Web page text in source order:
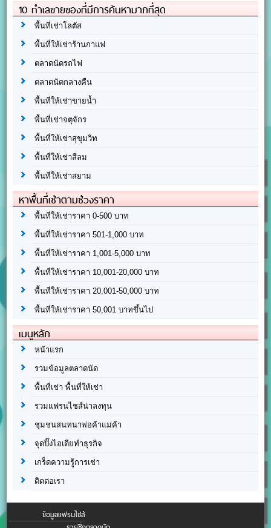
10 ทำเลขายของที่มีการค้นหามากที่สุด
พื้นที่เช่าโลตัส
พื้นที่ให้เช่าร้านกาแฟ
ตลาดนัดรถไฟ
ตลาดนัดกลางคืน
พื้นที่ให้เช่าขายน้ำ
พื้นที่เช่าจตุจักร
พื้นที่ให้เช่าสุขุมวิท
พื้นที่ให้เช่าสีลม
พื้นที่ให้เช่าสยาม
หาพื้นที่เช่าตามช่วงราคา
พื้นที่ให้เช่าราคา 0-500 บาท
พื้นที่ให้เช่าราคา 501-1,000 บาท
พื้นที่ให้เช่าราคา 1,001-5,000 บาท
พื้นที่ให้เช่าราคา 10,001-20,000 บาท
พื้นที่ให้เช่าราคา 20,001-50,000 บาท
พื้นที่ให้เช่าราคา 50,001 บาทขึ้นไป
เมนูหลัก
หน้าแรก
รวมข้อมูลตลาดนัด
พื้นที่เช่า พื้นที่ให้เช่า
รวมแฟรนไชส์น่าลงทุน
ชุมชนสนทนาพ่อค้าแม่ค้า
จุดปิ๊งไอเดียทำธุรกิจ
เกร็ดความรู้การเช่า
ติดต่อเรา
ข้อมูลแฟรนไชส์